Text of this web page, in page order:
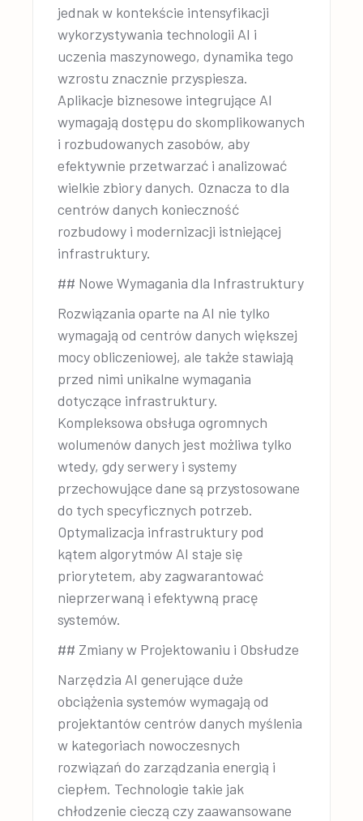
jednak w kontekście intensyfikacji
wykorzystywania technologii AI i
uczenia maszynowego, dynamika tego
wzrostu znacznie przyspiesza.
Aplikacje biznesowe integrujące AI
wymagają dostępu do skomplikowanych
i rozbudowanych zasobów, aby
efektywnie przetwarzać i analizować
wielkie zbiory danych. Oznacza to dla
centrów danych konieczność
rozbudowy i modernizacji istniejącej
infrastruktury.
## Nowe Wymagania dla Infrastruktury
Rozwiązania oparte na AI nie tylko
wymagają od centrów danych większej
mocy obliczeniowej, ale także stawiają
przed nimi unikalne wymagania
dotyczące infrastruktury.
Kompleksowa obsługa ogromnych
wolumenów danych jest możliwa tylko
wtedy, gdy serwery i systemy
przechowujące dane są przystosowane
do tych specyficznych potrzeb.
Optymalizacja infrastruktury pod
kątem algorytmów AI staje się
priorytetem, aby zagwarantować
nieprzerwaną i efektywną pracę
systemów.
## Zmiany w Projektowaniu i Obsłudze
Narzędzia AI generujące duże
obciążenia systemów wymagają od
projektantów centrów danych myślenia
w kategoriach nowoczesnych
rozwiązań do zarządzania energią i
ciepłem. Technologie takie jak
chłodzenie cieczą czy zaawansowane